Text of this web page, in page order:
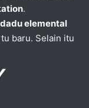
.
dadu elemental
baru. Selain itu